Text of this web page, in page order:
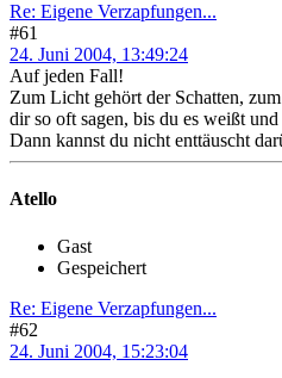
Re: Eigene Verzapfungen...
#61
24. Juni 2004, 13:49:24
Auf jeden Fall!
Zum Licht gehört der Schatten,
dir so oft sagen, bis du es weißt
Dann kannst du nicht enttäuscht
Atello
Gast
Gespeichert
Re: Eigene Verzapfungen...
#62
24. Juni 2004, 15:23:04